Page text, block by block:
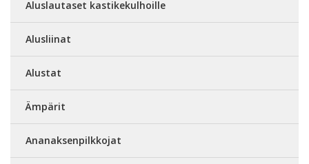
Aluslautaset kastikekulhoille
Alusliinat
Alustat
Ämpärit
Ananaksenpilkkojat